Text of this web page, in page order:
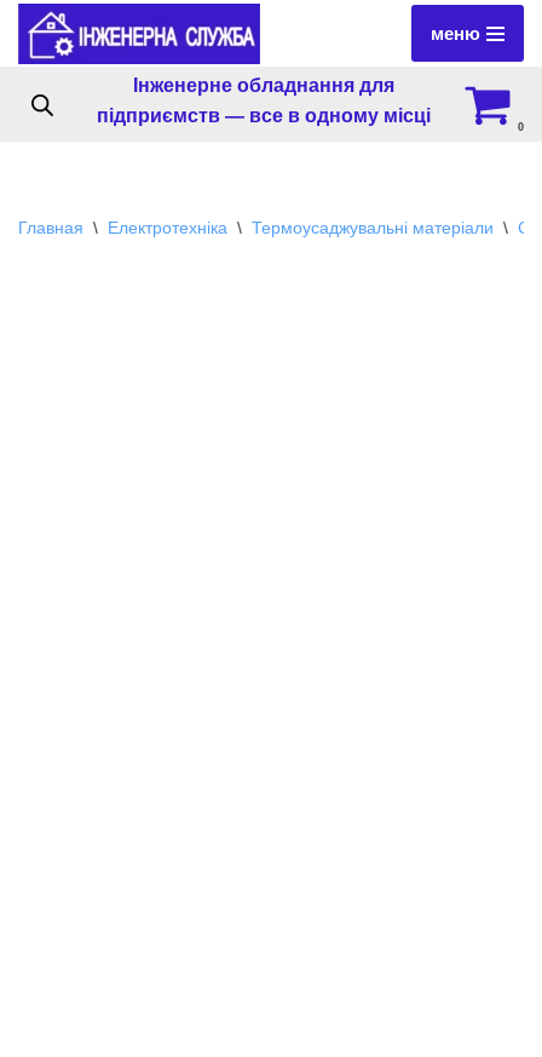
Перейти
содержимому
меню
Інженерне обладнання для
підприємств — все в одному місці
0
Главная \ Електротехніка \ Термоусаджувальні матеріали \